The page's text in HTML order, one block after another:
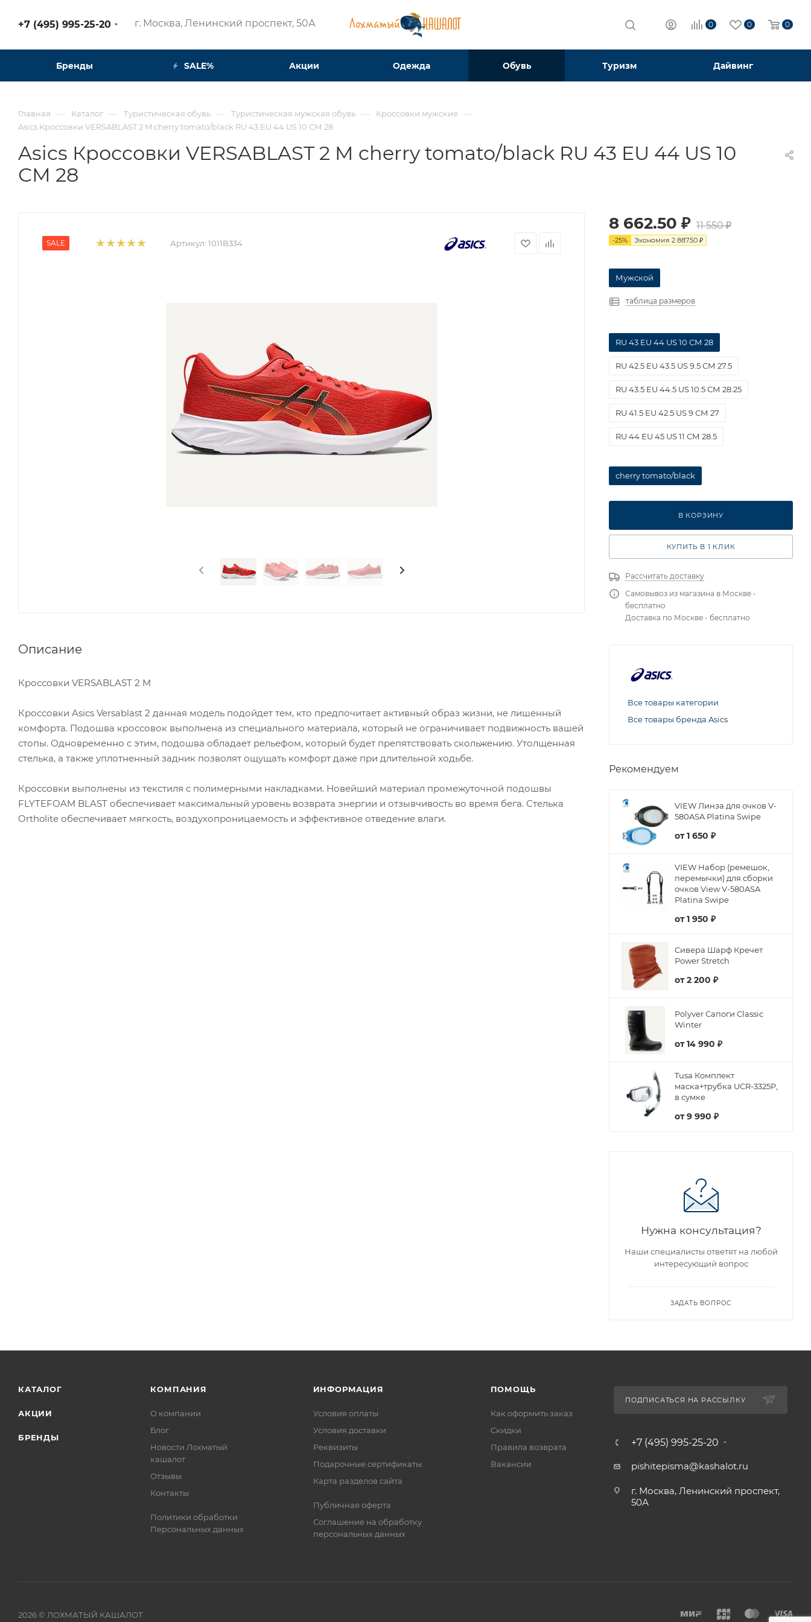
+7 (495) 995-25-20​ г. Москва, Ленинский проспект, 50А​ 0 0 0
Бренды SALE% Акции Одежда Обувь Туризм Дайвинг
Главная — Каталог — Туристическая обувь — Туристическая мужская обувь — Кроссовки мужские —
Asics Кроссовки VERSABLAST 2 M cherry tomato/black RU 43 EU 44 US 10 СМ 28
Asics Кроссовки VERSABLAST 2 M cherry tomato/black RU 43 EU 44 US 10
СМ 28
SALE Артикул: 1011B334
Описание
Кроссовки VERSABLAST 2 M
Кроссовки Asics Versablast 2 данная модель подойдет тем, кто предпочитает активный образ жизни, не лишенный
комфорта. Подошва кроссовок выполнена из специального материала, который не ограничивает подвижность вашей
стопы. Одновременно с этим, подошва обладает рельефом, который будет препятствовать скольжению. Утолщенная
стелька, а также уплотненный задник позволят ощущать комфорт даже при длительной ходьбе.
Кроссовки выполнены из текстиля с полимерными накладками. Новейший материал промежуточной подошвы
FLYTEFOAM BLAST обеспечивает максимальный уровень возврата энергии и отзывчивость во время бега. Стелька
Ortholite обеспечивает мягкость, воздухопроницаемость и эффективное отведение влаги.
8 662.50 ₽ 11 550₽
-25% Экономия 2 887.50 ₽
Мужской
таблица размеров
RU 43 EU 44 US 10 СМ 28
RU 42.5 EU 43.5 US 9.5 СМ 27.5
RU 43.5 EU 44.5 US 10.5 СМ 28.25
RU 41.5 EU 42.5 US 9 СМ 27
RU 44 EU 45 US 11 СМ 28.5
cherry tomato/black
В КОРЗИНУ
КУПИТЬ В 1 КЛИК
Рассчитать доставку
Самовывоз из магазина в Москве -
бесплатно
Доставка по Москве - бесплатно
Все товары категории
Все товары бренда Asics
Рекомендуем
VIEW Линза для очков V-
580ASA Platina Swipe
от1 650 ₽
VIEW Набор (ремешок,
перемычки) для сборки
очков View V-580ASA
Platina Swipe
от1 950 ₽
Сивера Шарф Кречет
Power Stretch
от2 200 ₽
Polyver Сапоги Classic
Winter
от14 990 ₽
Tusa Комплект
маска+трубка UCR-3325P,
в сумке
от9 990 ₽
Нужна консультация?
Наши специалисты ответят на любой
интересующий вопрос
ЗАДАТЬ ВОПРОС
КАТАЛОГ
АКЦИИ
БРЕНДЫ
КОМПАНИЯ
О компании
Блог
Новости Лохматый
кашалот
Отзывы
Контакты
Политики обработки
Персональных данных
ИНФОРМАЦИЯ
Условия оплаты
Условия доставки
Реквизиты
Подарочные сертификаты
Карта разделов сайта
Публичная оферта
Соглашение на обработку
персональных данных
ПОМОЩЬ
Как оформить заказ
Скидки
Правила возврата
Вакансии
ПОДПИСАТЬСЯ НА РАССЫЛКУ
+7 (495) 995-25-20​
pishitepisma@kashalot.ru
г. Москва, Ленинский проспект,
50А​
2026 © ЛОХМАТЫЙ КАШАЛОТ